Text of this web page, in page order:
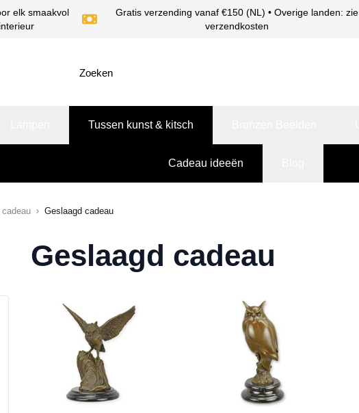
elk smaakvol
interieur
Gratis verzending vanaf €150 (NL) • Overige landen: zie
verzendkosten
Tussen kunst & kitsch
Cadeau ideeën
cadeau Geslaagd cadeau
Geslaagd cadeau